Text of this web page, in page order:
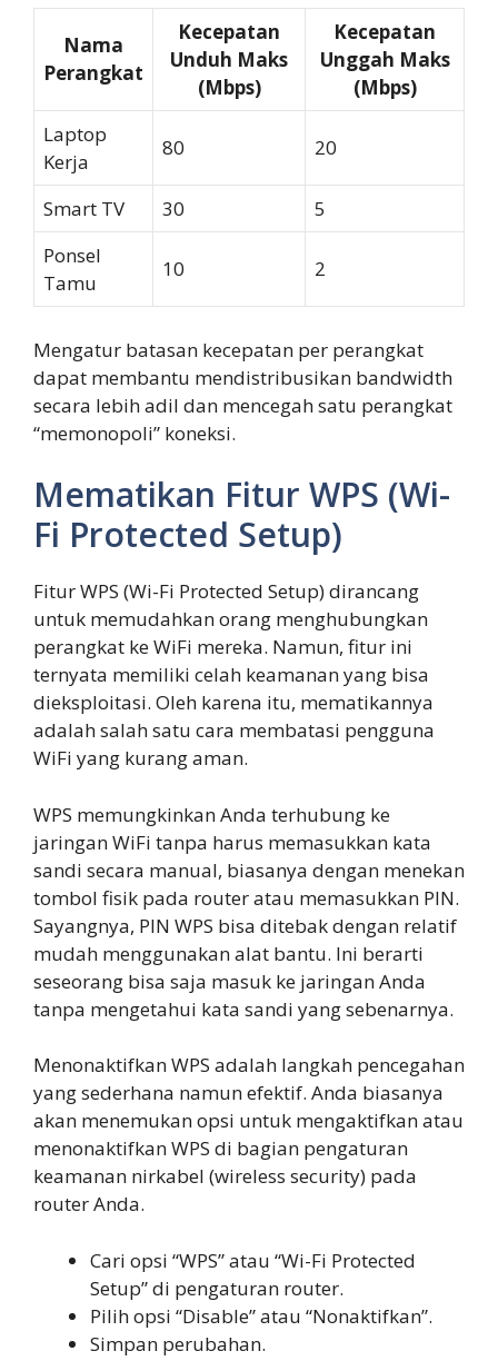
Nama
Perangkat
Kecepatan
Unduh Maks
(Mbps)
Kecepatan
Unggah Maks
(Mbps)
Laptop
Kerja
80 20
Smart TV 30
5
Ponsel
Tamu
10 2
Mengatur batasan kecepatan per perangkat
dapat membantu mendistribusikan bandwidth
secara lebih adil dan mencegah satu perangkat
“memonopoli” koneksi.
Mematikan Fitur WPS (Wi-
Fi Protected Setup)
Fitur WPS (Wi-Fi Protected Setup) dirancang
untuk memudahkan orang menghubungkan
perangkat ke WiFi mereka. Namun, fitur ini
ternyata memiliki celah keamanan yang bisa
dieksploitasi. Oleh karena itu, mematikannya
adalah salah satu cara membatasi pengguna
WiFi yang kurang aman.
WPS memungkinkan Anda terhubung ke
jaringan WiFi tanpa harus memasukkan kata
sandi secara manual, biasanya dengan menekan
tombol fisik pada router atau memasukkan PIN.
Sayangnya, PIN WPS bisa ditebak dengan relatif
mudah menggunakan alat bantu. Ini berarti
seseorang bisa saja masuk ke jaringan Anda
tanpa mengetahui kata sandi yang sebenarnya.
Menonaktifkan WPS adalah langkah pencegahan
yang sederhana namun efektif. Anda biasanya
akan menemukan opsi untuk mengaktifkan atau
menonaktifkan WPS di bagian pengaturan
keamanan nirkabel (wireless security) pada
router Anda.
Cari opsi “WPS” atau “Wi-Fi Protected
Setup” di pengaturan router.
Pilih opsi “Disable” atau “Nonaktifkan”.
Simpan perubahan.